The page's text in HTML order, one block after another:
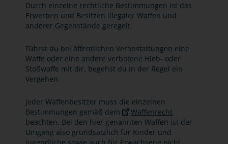
Durch einzelne rechtliche Bestimmungen ist das
Erwerben und Besitzen illegaler Waffen und
anderer Gegenstände geregelt.
Führst du bei öffentlichen Veranstaltungen eine
Waffe oder eine andere verbotene Hieb- oder
Stoßwaffe mit dir, begehst du in der Regel ein
Vergehen.
Jeder Waffenbesitzer muss die einzelnen
Bestimmungen gemäß dem
Waffenrecht
beachten. Bei den hier genannten Waffen ist der
Umgang also grundsätzlich für Kinder und